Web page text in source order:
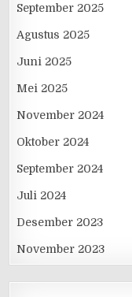
September 2025
Agustus 2025
Juni 2025
Mei 2025
November 2024
Oktober 2024
September 2024
Juli 2024
Desember 2023
November 2023